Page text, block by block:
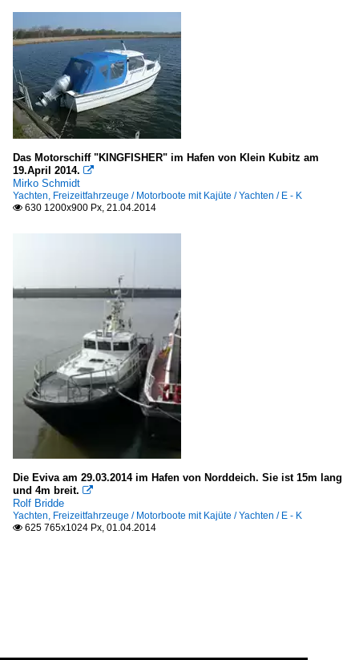
Das Motorschiff "KINGFISHER" im Hafen von Klein Kubitz am
19.April 2014. 
Mirko Schmidt
Yachten, Freizeitfahrzeuge / Motorboote mit Kajüte / Yachten / E - K
 630 1200x900 Px, 21.04.2014
Die Eviva am 29.03.2014 im Hafen von Norddeich. Sie ist 15m lang
und 4m breit. 
Rolf Bridde
Yachten, Freizeitfahrzeuge / Motorboote mit Kajüte / Yachten / E - K
 625 765x1024 Px, 01.04.2014